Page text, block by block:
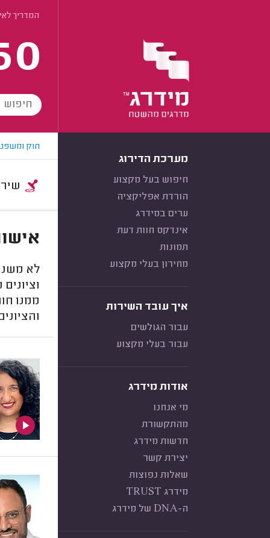
המדריך
מערכת הדירוג
חיפוש בעל מקצוע
הורדת אפליקציה
ערים במידרג
אינדקס חוות דעת
תמונות
מחירון בעלי מקצוע
איך עובד השירות
עבור הגולשים
עבור בעלי מקצוע
אודות מידרג
מי אנחנו
מהתקשורת
חדשות מידרג
יצירת קשר
שאלות נפוצות
מידרג TRUST
ה-DNA של מידרג
חוק
לא
ממנו